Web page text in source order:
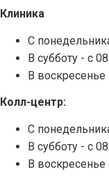
Клиника
С
В субботу - с
В
Колл-центр:
С
В субботу - с
В